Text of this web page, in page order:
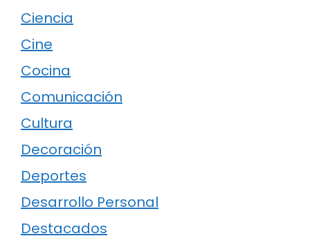
Ciencia
Cine
Cocina
Comunicación
Cultura
Decoración
Deportes
Desarrollo Personal
Destacados